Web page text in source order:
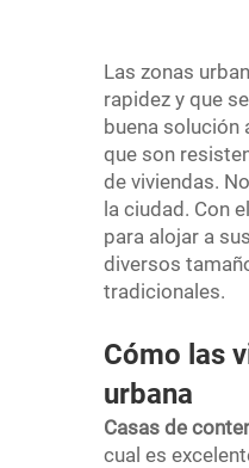
Las zonas
rapidez y que
buena solución
que son
de viviendas.
la ciudad. Con
para alojar a
diversos
tradicionales.
Cómo las
urbana
Casas de
cual es